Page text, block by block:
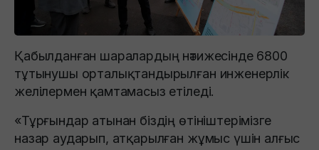
Қабылданған шаралардың нәтижесінде 6800
тұтынушы орталықтандырылған инженерлік
желілермен қамтамасыз етіледі.
«Тұрғындар атынан біздің өтініштерімізге
назар аударып, атқарылған жұмыс үшін алғыс